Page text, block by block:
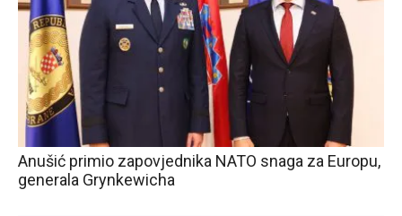
Anušić primio zapovjednika NATO snaga za Europu,
generala Grynkewicha